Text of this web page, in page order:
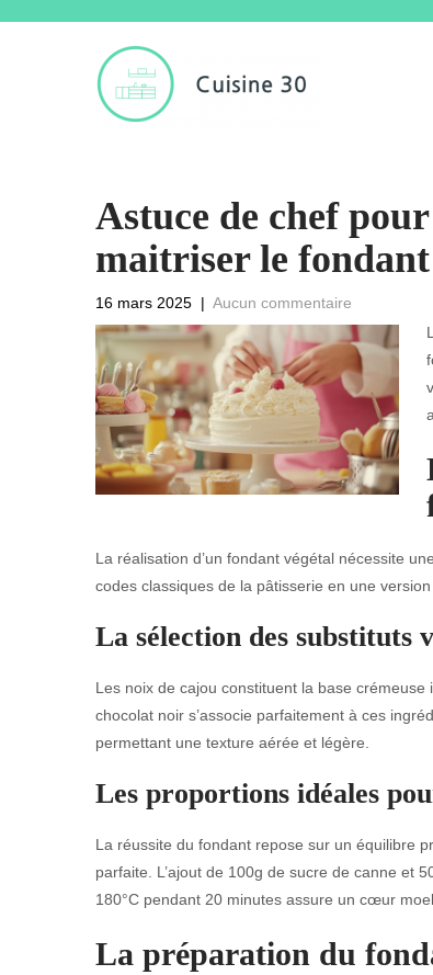
Astuce de chef
maitriser le fondant
16 mars 2025 | Aucun commentaire
La réalisation d’un fondant végétal nécessite
codes classiques de la pâtisserie en une
La sélection des substituts
Les noix de cajou constituent la base
chocolat noir s’associe parfaitement à ces
permettant une texture aérée et légère.
Les proportions idéales
La réussite du fondant repose sur un équilibre
parfaite. L’ajout de 100g de sucre de canne et
180°C pendant 20 minutes assure un cœur
La préparation du